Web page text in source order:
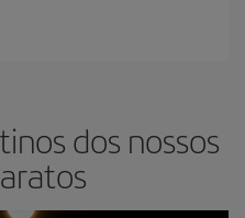
dos nossos